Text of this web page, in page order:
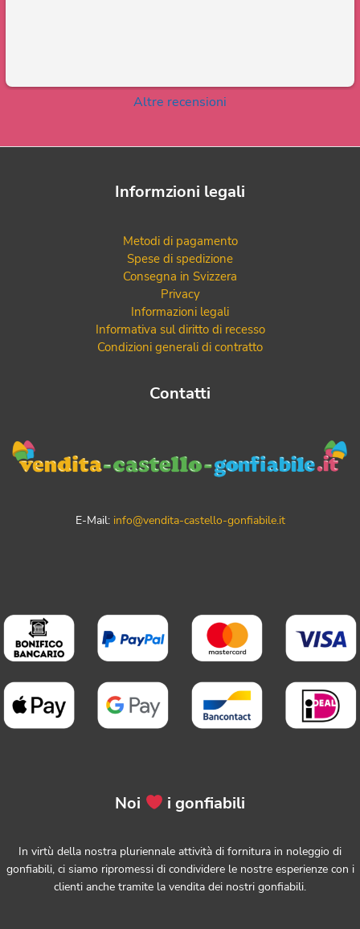
Altre recensioni
Informzioni legali
Metodi di pagamento
Spese di spedizione
Consegna in Svizzera
Privacy
Informazioni legali
Informativa sul diritto di recesso
Condizioni generali di contratto
Contatti
E-Mail: info@vendita-castello-gonfiabile.it
Noi i gonfiabili
In virtù della nostra pluriennale attività di fornitura in noleggio di
gonfiabili, ci siamo ripromessi di condividere le nostre esperienze con i
clienti anche tramite la vendita dei nostri gonfiabili.